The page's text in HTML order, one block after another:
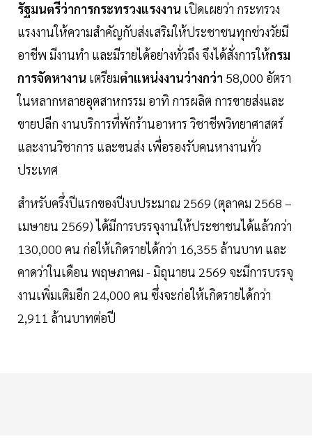
รัฐมนตรีว่าการกระทรวงแรงงาน เปิดเผยว่า กระทรวง
แรงงานให้ความสำคัญกับส่งเสริมให้ประชาชนทุกช่วงวัยมี
อาชีพ มีงานทำ และมีรายได้อย่างทั่วถึง จึงได้สั่งการให้กรม
การจัดหางาน เตรียมตำแหน่งงานว่างกว่า 58,000 อัตรา
ในหลากหลายอุตสาหกรรม อาทิ การผลิต การขายส่งและ
ขายปลีก งานบริการที่พักร้านอาหาร วิชาชีพวิทยาศาสตร์
และงานวิชาการ และขนส่ง เพื่อรองรับคนหางานทั่ว
ประเทศ
สำหรับครึ่งปีแรกของปีงบประมาณ 2569 (ตุลาคม 2568 –
เมษายน 2569) ได้มีการบรรจุงานให้ประชาชนได้แล้วกว่า
130,000 คน ก่อให้เกิดรายได้กว่า 16,355 ล้านบาท และ
คาดว่าในเดือน พฤษภาคม - มิถุนายน 2569 จะมีการบรรจุ
งานเพิ่มเติมอีก 24,000 คน ซึ่งจะก่อให้เกิดรายได้กว่า
2,911 ล้านบาทต่อปี